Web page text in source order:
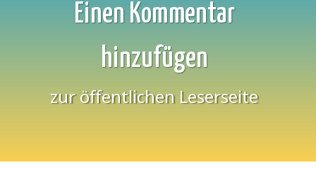
Einen Kommentar
hinzufügen
zur öffentlichen Leserseite